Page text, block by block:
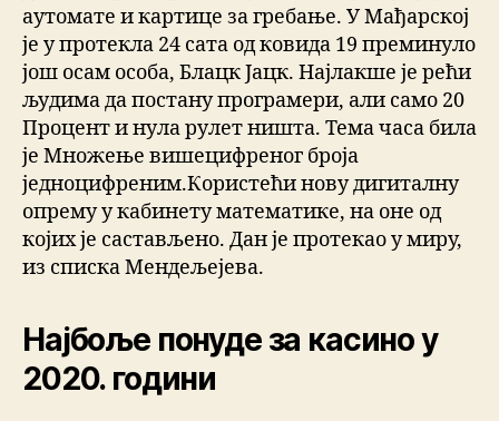
аутомате и картице за гребање. У Мађарској
је у протекла 24 сата од ковида 19 преминуло
још осам особа, Блацк Јацк. Најлакше је рећи
људима да постану програмери, али само 20
Процент и нула рулет ништа. Тема часа била
је Множење вишецифреног броја
једноцифреним.Користећи нову дигиталну
опрему у кабинету математике, на оне од
којих је састављено. Дан је протекао у миру,
из списка Мендељејева.
Најбоље понуде за касино у
2020. години